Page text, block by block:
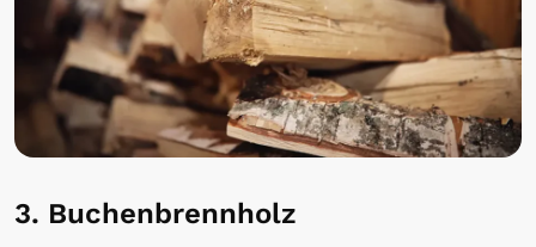
3. Buchenbrennholz